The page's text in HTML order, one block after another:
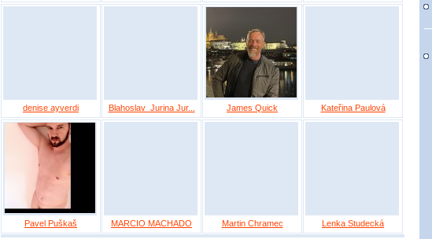
denise ayverdi Blahoslav_Jurina Jur... James Quick Kateřina Paulová
Pavel Puškaš MARCIO MACHADO Martin Chramec Lenka Studecká